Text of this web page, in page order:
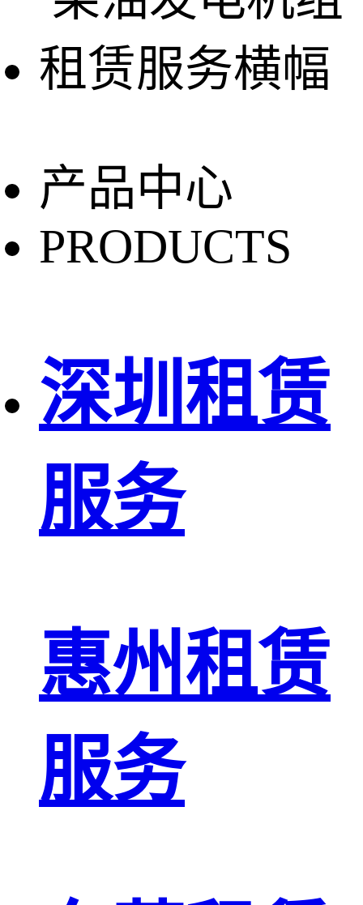
产品中心
PRODUCTS
深圳租赁
服务
惠州租赁
服务